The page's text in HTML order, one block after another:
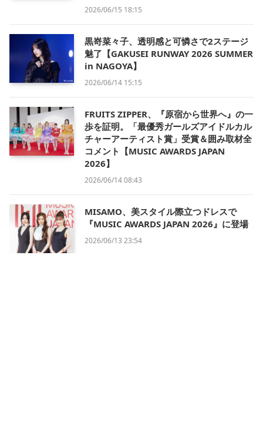
2026/06/15 18:15
黒嵜菜々子、透明感と可憐さで2ステージ
魅了【GAKUSEI RUNWAY 2026 SUMMER
in NAGOYA】
2026/06/14 15:15
FRUITS ZIPPER、『原宿から世界へ』の一
歩を証明。「最優秀ガールズアイドルカル
チャーアーティスト賞」受賞＆囲み取材全
コメント【MUSIC AWARDS JAPAN
2026】
2026/06/14 08:43
MISAMO、美スタイル際立つドレスで
『MUSIC AWARDS JAPAN 2026』に登場
2026/06/13 23:54